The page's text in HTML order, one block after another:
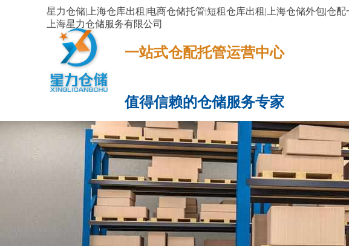
星力仓储|上海仓库出租|电商仓储托管|短租仓库出租|上海仓储外包|仓
上海星力仓储服务有限公司
一站式仓配托管运营中心​​​​​​​​​​​​​​​​​
值得信赖的仓储服务专家
服务项目 电商云仓